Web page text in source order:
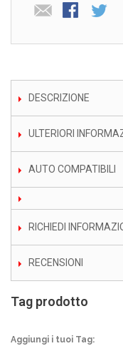
DESCRIZIONE
ULTERIORI
AUTO COMPATIBILI
RICHIEDI
RECENSIONI
Tag prodotto
Aggiungi i tuoi Tag: